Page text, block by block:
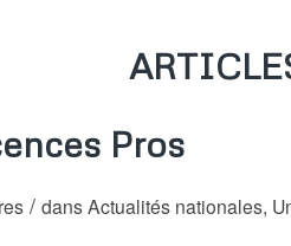
Pros
/ dansActualités nationales,